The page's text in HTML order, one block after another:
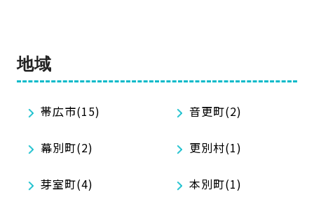
地域
帯広市(15) 音更町(2)
幕別町(2) 更別村(1)
芽室町(4) 本別町(1)